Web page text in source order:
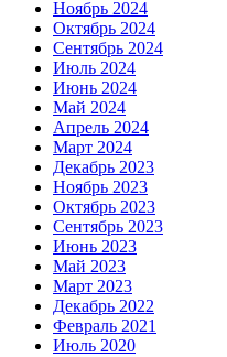
Ноябрь 2024
Октябрь 2024
Сентябрь 2024
Июль 2024
Июнь 2024
Май 2024
Апрель 2024
Март 2024
Декабрь 2023
Ноябрь 2023
Октябрь 2023
Сентябрь 2023
Июнь 2023
Май 2023
Март 2023
Декабрь 2022
Февраль 2021
Июль 2020